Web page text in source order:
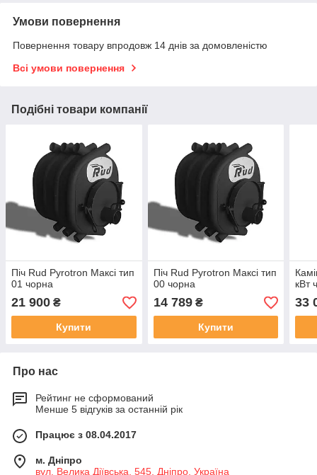
Умови повернення
Повернення товару впродовж 14 днів за домовленістю
Всі умови повернення
Подібні товари компанії
Піч Rud Pyrotron Максі тип
01 чорна
21 900 ₴
Купити
Піч Rud Pyrotron Максі тип
00 чорна
14 789₴
Купити
кВт
33
Про нас
Рейтинг не сформований
Менше 5 відгуків за останній рік
Працює з 08.04.2017
м. Дніпро
вул. Велика Діївська, 545, Дніпро, Україна